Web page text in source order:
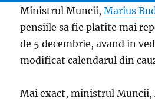
Ministrul Muncii,Marius
pensiile sa fie platite mai
de 5 decembrie, avand in
modificat calendarul din
Mai exact, ministrul Muncii,